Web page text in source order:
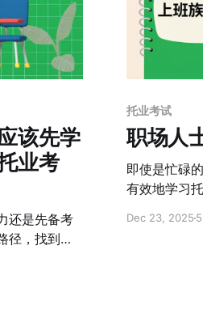
该先学
业考
还是先备考
径，找到最
托业考试
职场人
即使是忙碌
有效地学习
在线学习方案
Dec 23, 2025